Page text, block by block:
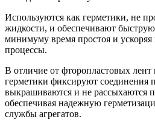
Используются как герметики, не
жидкости, и обеспечивают
минимуму время простоя и ускоряя
процессы.
В отличие от фторопластовых
герметики фиксируют соединения
выкрашиваются и не рассыхаются
обеспечивая надежную
службы агрегатов.